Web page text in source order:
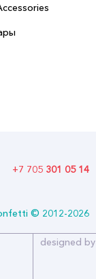
+7 705 301 05 14
© 2012-2026
designed by